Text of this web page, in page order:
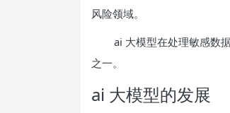
风险领域。
ai 大模型在处理敏感数
之一。
ai 大模型的发展